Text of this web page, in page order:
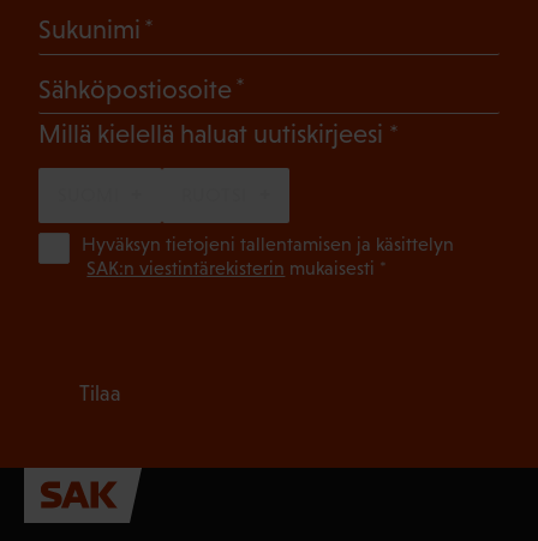
Sukunimi
Sähköpostiosoite
Millä kielellä haluat uutiskirjeesi (Pakollinen)
Hyväksyn tietojeni tallentamisen ja käsittelyn
SAK:n viestintärekisterin mukaisesti *
Tilaa